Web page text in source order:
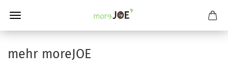
mehr moreJOE